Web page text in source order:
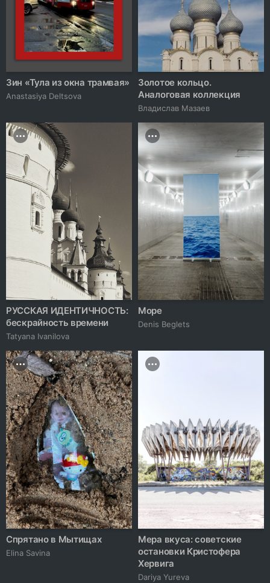
Зин «Тула из окна трамвая»
Anastasiya Deltsova
Золотое кольцо.
Аналоговая коллекция
Владислав Мазаев
РУССКАЯ ИДЕНТИЧНОСТЬ:
бескрайность времени
Tatyana Ivanilova
Море
Denis Beglets
Спрятано в Мытищах
Elina Savina
Мера вкуса: советские
остановки Кристофера
Хервига
Dariya Yureva